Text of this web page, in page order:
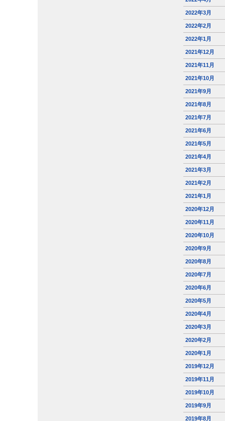
2022年3月
2022年2月
2022年1月
2021年12月
2021年11月
2021年10月
2021年9月
2021年8月
2021年7月
2021年6月
2021年5月
2021年4月
2021年3月
2021年2月
2021年1月
2020年12月
2020年11月
2020年10月
2020年9月
2020年8月
2020年7月
2020年6月
2020年5月
2020年4月
2020年3月
2020年2月
2020年1月
2019年12月
2019年11月
2019年10月
2019年9月
2019年8月